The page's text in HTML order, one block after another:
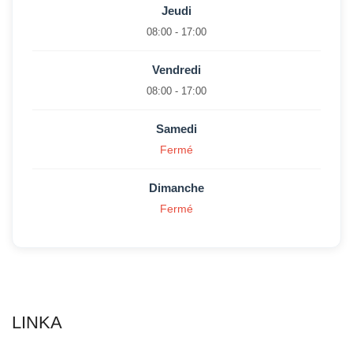
Jeudi
08:00 - 17:00
Vendredi
08:00 - 17:00
Samedi
Fermé
Dimanche
Fermé